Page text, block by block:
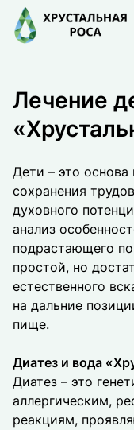
Лечение детей водой
Дети – это основа
сохранения
духовного
анализ
подрастающего
простой, но
естественного
на дальние
пище.
Диатез и вода
Диатез – это
аллергическим,
реакциям,